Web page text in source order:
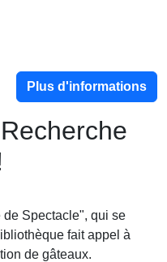
Plus d'informations
Spectacle", qui se
fait appel à
de gâteaux.